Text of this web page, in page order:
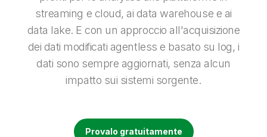
Community
Assistenza clienti
Portale dei clienti
Onboarding
Documentazione di prodotto
Azienda
Opportunità di lavoro
Sedi nel mondo
Talend
Ottieni insight e risultati migliori con il giusto piano di analytics.
streaming e cloud, ai data warehouse e ai
data lake. E con un approccio all'acquisizione
dei dati modificati agentless e basato su log, i
dati sono sempre aggiornati, senza alcun
impatto sui sistemi sorgente.
Provalo gratuitamente